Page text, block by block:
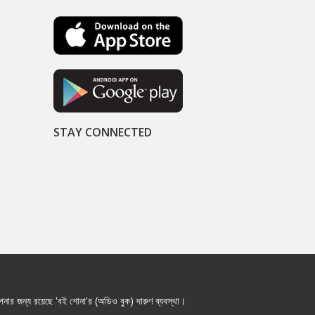
STAY CONNECTED
জন্য রয়েছে 'বই শোনা'র (অডিও বুক) দারুণ ব্যবস্থা।